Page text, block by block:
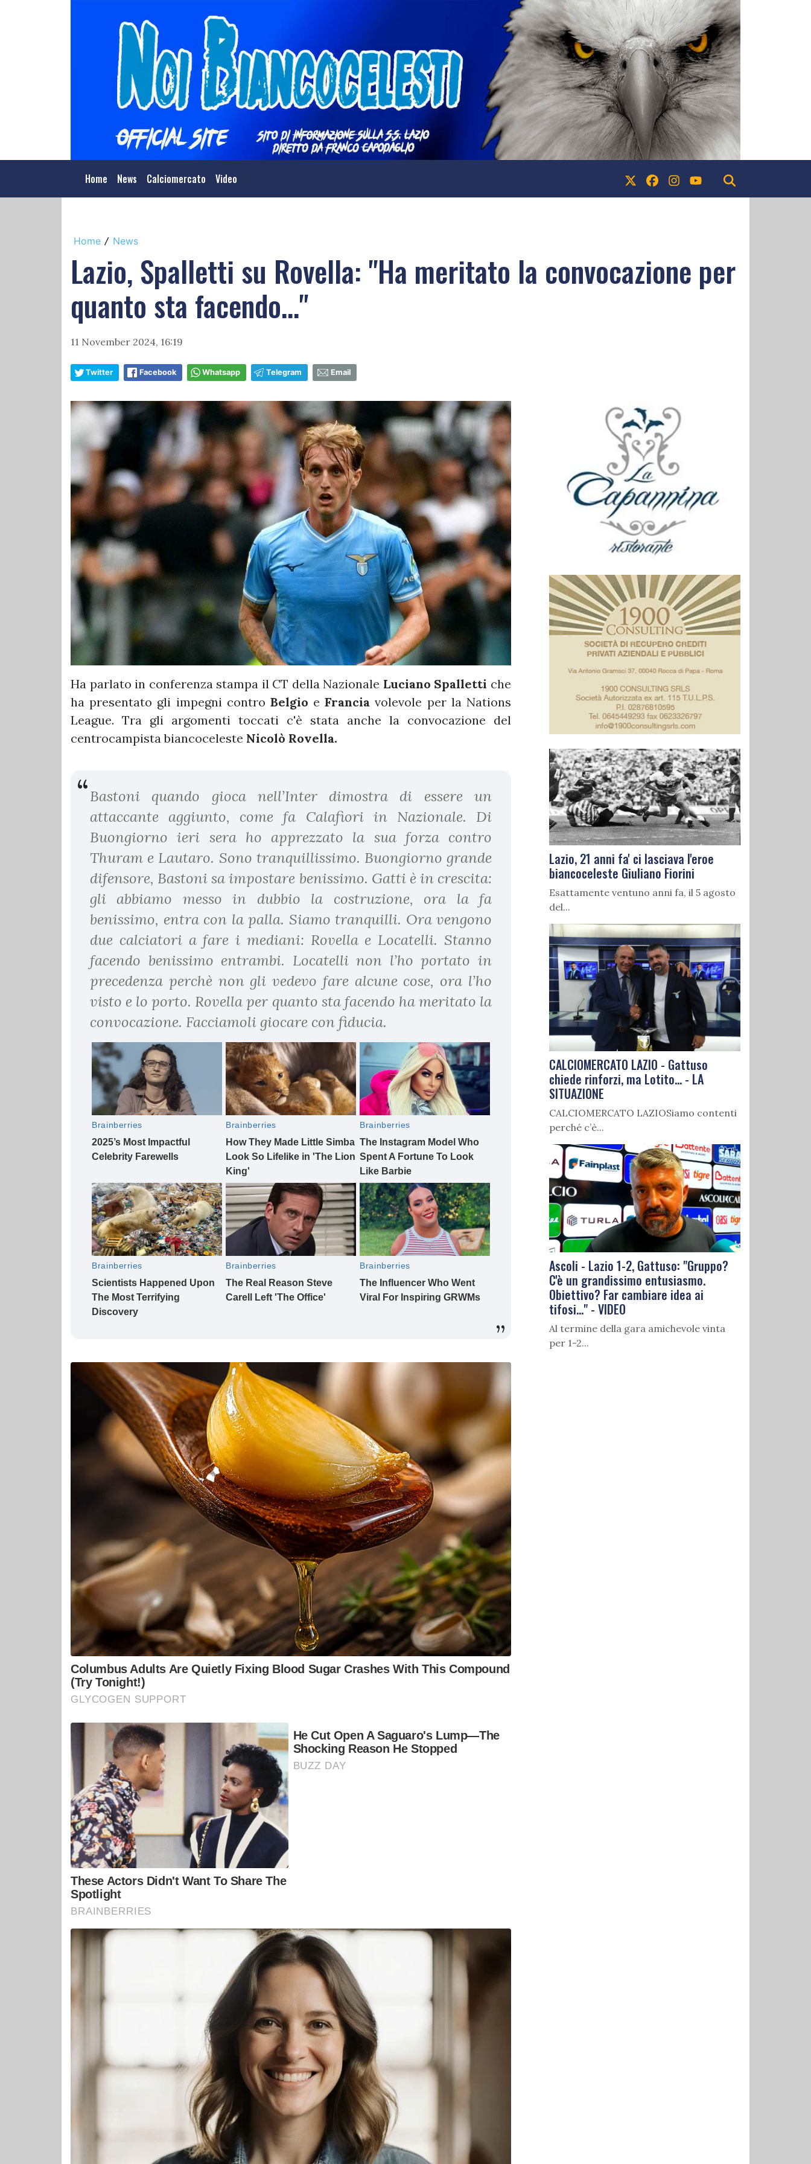
Home News Calciomercato Video
Home / News
Lazio, Spalletti su Rovella: "Ha meritato la convocazione per
quanto sta facendo..."
11 November 2024, 16:19
Twitter Facebook Whatsapp Telegram Email
Ha parlato in conferenza stampa il CT della Nazionale Luciano Spalletti che
ha presentato gli impegni contro Belgio e Francia volevole per la Nations
League. Tra gli argomenti toccati c'è stata anche la convocazione del
centrocampista biancoceleste Nicolò Rovella.
Bastoni quando gioca nell’Inter dimostra di essere un
attaccante aggiunto, come fa Calafiori in Nazionale. Di
Buongiorno ieri sera ho apprezzato la sua forza contro
Thuram e Lautaro. Sono tranquillissimo. Buongiorno grande
difensore, Bastoni sa impostare benissimo. Gatti è in crescita:
gli abbiamo messo in dubbio la costruzione, ora la fa
benissimo, entra con la palla. Siamo tranquilli. Ora vengono
due calciatori a fare i mediani: Rovella e Locatelli. Stanno
facendo benissimo entrambi. Locatelli non l’ho portato in
precedenza perchè non gli vedevo fare alcune cose, ora l’ho
visto e lo porto. Rovella per quanto sta facendo ha meritato la
convocazione. Facciamoli giocare con fiducia.
Lazio, 21 anni fa' ci lasciava l'eroe
biancoceleste Giuliano Fiorini
Esattamente ventuno anni fa, il 5 agosto
del...
CALCIOMERCATO LAZIO - Gattuso
chiede rinforzi, ma Lotito... - LA
SITUAZIONE
CALCIOMERCATO LAZIOSiamo contenti
perché c’è...
Ascoli - Lazio 1-2, Gattuso: "Gruppo?
C'è un grandissimo entusiasmo.
Obiettivo? Far cambiare idea ai
tifosi..." - VIDEO
Al termine della gara amichevole vinta
per 1-2...